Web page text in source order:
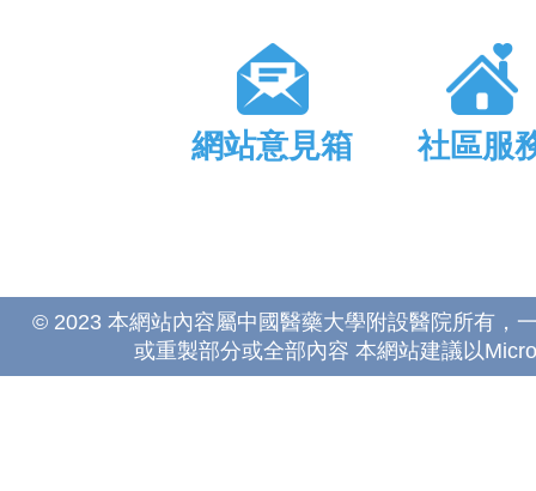
網站意見箱 社區服
© 2023 本網站內容屬中國醫藥大學附設醫院所有，
或重製部分或全部內容 本網站建議以